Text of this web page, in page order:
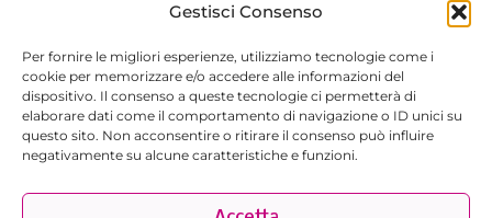
Gestisci Consenso
Per fornire le migliori esperienze, utilizziamo tecnologie come i
cookie per memorizzare e/o accedere alle informazioni del
dispositivo. Il consenso a queste tecnologie ci permetterà di
elaborare dati come il comportamento di navigazione o ID unici su
questo sito. Non acconsentire o ritirare il consenso può influire
negativamente su alcune caratteristiche e funzioni.
02029480767 · REA RM-1751733 ·
broxlab@pec.it·Privacy Policy